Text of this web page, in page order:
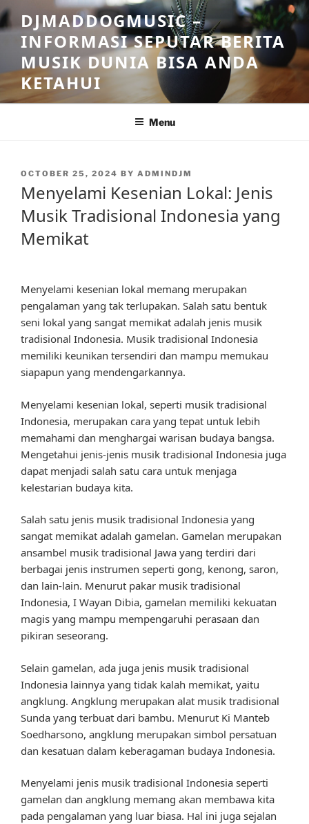
Skip
to
content
DJMADDOGMUSIC –
INFORMASI SEPUTAR BERITA
MUSIK DUNIA BISA ANDA
KETAHUI
Menu
POSTED
OCTOBER 25, 2024 BY ADMINDJM
Menyelami Kesenian Lokal: Jenis
Musik Tradisional Indonesia yang
Memikat
Menyelami kesenian lokal memang merupakan
pengalaman yang tak terlupakan. Salah satu bentuk
seni lokal yang sangat memikat adalah jenis musik
tradisional Indonesia. Musik tradisional Indonesia
memiliki keunikan tersendiri dan mampu memukau
siapapun yang mendengarkannya.
Menyelami kesenian lokal, seperti musik tradisional
Indonesia, merupakan cara yang tepat untuk lebih
memahami dan menghargai warisan budaya bangsa.
Mengetahui jenis-jenis musik tradisional Indonesia juga
dapat menjadi salah satu cara untuk menjaga
kelestarian budaya kita.
Salah satu jenis musik tradisional Indonesia yang
sangat memikat adalah gamelan. Gamelan merupakan
ansambel musik tradisional Jawa yang terdiri dari
berbagai jenis instrumen seperti gong, kenong, saron,
dan lain-lain. Menurut pakar musik tradisional
Indonesia, I Wayan Dibia, gamelan memiliki kekuatan
magis yang mampu mempengaruhi perasaan dan
pikiran seseorang.
Selain gamelan, ada juga jenis musik tradisional
Indonesia lainnya yang tidak kalah memikat, yaitu
angklung. Angklung merupakan alat musik tradisional
Sunda yang terbuat dari bambu. Menurut Ki Manteb
Soedharsono, angklung merupakan simbol persatuan
dan kesatuan dalam keberagaman budaya Indonesia.
Menyelami jenis musik tradisional Indonesia seperti
gamelan dan angklung memang akan membawa kita
pada pengalaman yang luar biasa. Hal ini juga sejalan